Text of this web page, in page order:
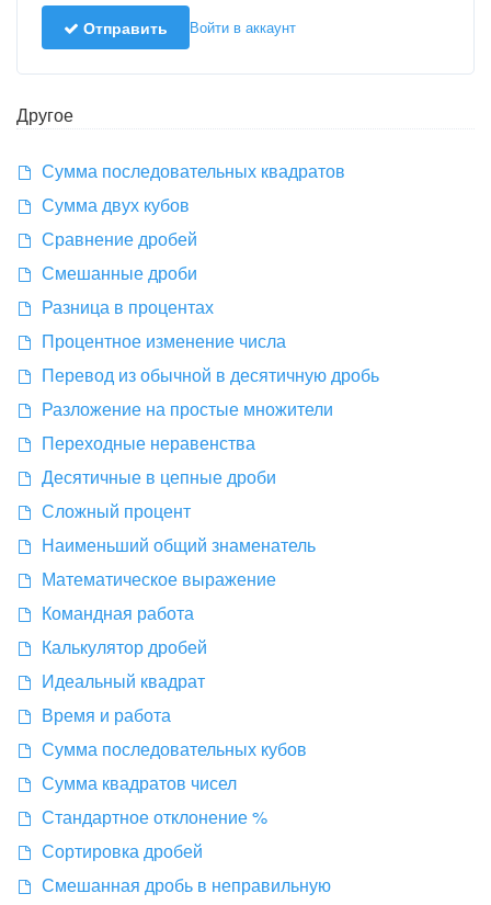
Отправить Войти в аккаунт
Другое
Сумма последовательных квадратов
Сумма двух кубов
Сравнение дробей
Смешанные дроби
Разница в процентах
Процентное изменение числа
Перевод из обычной в десятичную дробь
Разложение на простые множители
Переходные неравенства
Десятичные в цепные дроби
Сложный процент
Наименьший общий знаменатель
Математическое выражение
Командная работа
Калькулятор дробей
Идеальный квадрат
Время и работа
Сумма последовательных кубов
Сумма квадратов чисел
Стандартное отклонение %
Сортировка дробей
Смешанная дробь в неправильную